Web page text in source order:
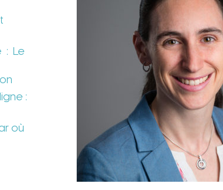
: Le
:
où